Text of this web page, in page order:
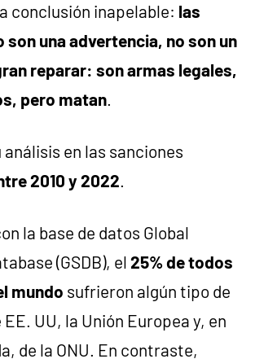
conclusión inapelable: las
son una advertencia, no son un
reparar: son armas legales,
pero matan.
en las sanciones
2010 y 2022.
la base de datos Global
(GSDB), el 25% de todos
mundo sufrieron algún tipo de
UU, la Unión Europea y, en
de la ONU. En contraste,